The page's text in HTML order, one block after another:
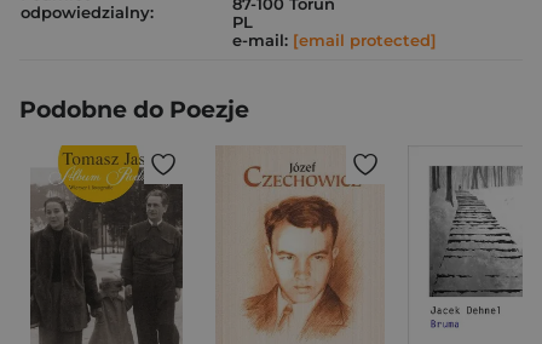
odpowiedzialny:
PL
e-mail: [email protected]
Podobne do Poezje